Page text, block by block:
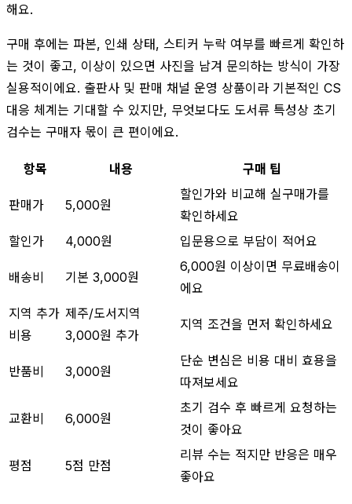
해요.
구매 후에는 파본, 인쇄 상태, 스티커 누락 여부를 빠르게 확인하
는 것이 좋고, 이상이 있으면 사진을 남겨 문의하는 방식이 가장
실용적이에요. 출판사 및 판매 채널 운영 상품이라 기본적인 CS
대응 체계는 기대할 수 있지만, 무엇보다도 도서류 특성상 초기
검수는 구매자 몫이 큰 편이에요.
항목 내용 구매 팁
판매가 5,000원
할인가와 비교해 실구매가를
확인하세요
할인가
4,000원 입문용으로 부담이 적어요
배송비 기본 3,000원
6,000원 이상이면 무료배송이
에요
지역 추가
비용
제주/도서지역
3,000원 추가
지역 조건을 먼저 확인하세요
반품비 3,000원
단순 변심은 비용 대비 효용을
따져보세요
교환비 6,000원
초기 검수 후 빠르게 요청하는
것이 좋아요
평점 5점 만점
리뷰 수는 적지만 반응은 매우
좋아요